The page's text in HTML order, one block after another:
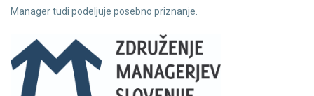
Manager tudi podeljuje posebno priznanje.